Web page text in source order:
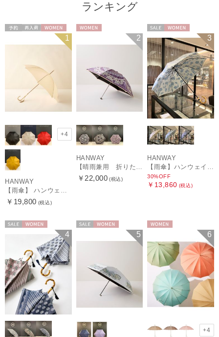
ランキング
WOMEN 1
+4
HANWAY
￥19,800 (税込)
2
HANWAY
【晴雨兼用 折りたたみ日傘】ハンウェイ（ＨＡＮＷＡＹ）Vestido de frida（べスティード・デ・フリーダ）
￥22,000 (税込)
3
HANWAY
【雨傘】ハンウェイ (HANWAY) Lily CJ（リリー・シー・ジェー） 日本製 親骨：51～55cm
30%OFF
￥13,860 (税込)
4 5 6
+4